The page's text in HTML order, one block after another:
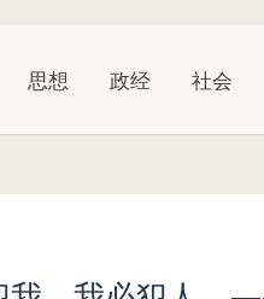
思想 政经 社会